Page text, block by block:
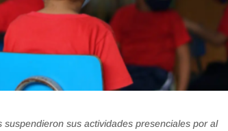
sus actividades presenciales por al